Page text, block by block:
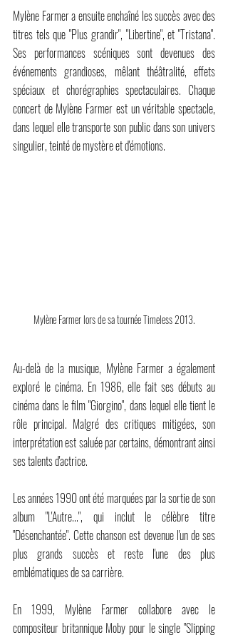
Mylène Farmer a ensuite enchaîné les succès avec des
titres tels que "Plus grandir", "Libertine", et "Tristana".
Ses performances scéniques sont devenues des
événements grandioses, mêlant théâtralité, effets
spéciaux et chorégraphies spectaculaires. Chaque
concert de Mylène Farmer est un véritable spectacle,
dans lequel elle transporte son public dans son univers
singulier, teinté de mystère et d'émotions.
Mylène Farmer lors de sa tournée Timeless 2013.
Au-delà de la musique, Mylène Farmer a également
exploré le cinéma. En 1986, elle fait ses débuts au
cinéma dans le film "Giorgino", dans lequel elle tient le
rôle principal. Malgré des critiques mitigées, son
interprétation est saluée par certains, démontrant ainsi
ses talents d'actrice.
Les années 1990 ont été marquées par la sortie de son
album "L'Autre...", qui inclut le célèbre titre
"Désenchantée". Cette chanson est devenue l'un de ses
plus grands succès et reste l'une des plus
emblématiques de sa carrière.
En 1999, Mylène Farmer collabore avec le
compositeur britannique Moby pour le single "Slipping